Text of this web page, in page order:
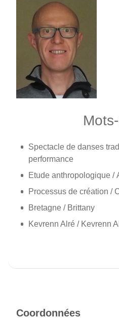
Spectacle de danses
performance
Etude anthropologique /
Processus de création /
Bretagne / Brittany
Kevrenn Alré / Kevrenn
Coordonnées